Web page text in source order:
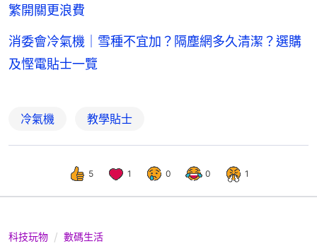
繁開關更浪費
消委會冷氣機｜雪種不宜加？隔塵網多久清潔？選購
及慳電貼士一覽
冷氣機 教學貼士
5 1 0 0 1
科技玩物 數碼生活